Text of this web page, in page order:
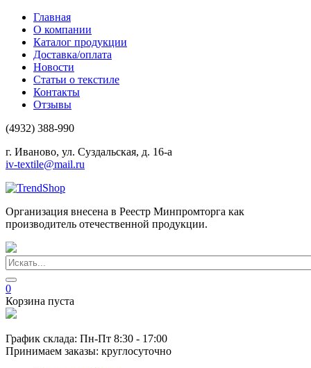
Главная
О компании
Каталог продукции
Доставка/оплата
Новости
Статьи о текстиле
Контакты
Отзывы
(4932) 388-990
г. Иваново, ул. Суздальская, д. 16-а
iv-textile@mail.ru
Организация внесена в Реестр Минпромторга как
производитель отечественной продукции.
0
Корзина пуста
График склада: Пн-Пт 8:30 - 17:00
Принимаем заказы: круглосуточно